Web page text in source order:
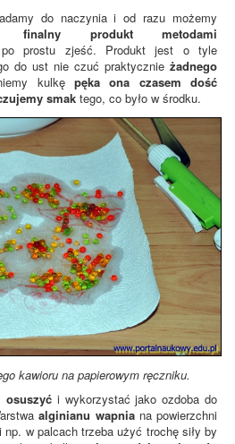
do naczynia i od razu możemy
finalny produkt metodami
prostu zjeść. Produkt jest o tyle
do ust nie czuć praktycznie żadnego
kulkę pęka ona czasem dość
smak tego, co było w środku.
kawioru na papierowym ręczniku.
osuszyć i wykorzystać jako ozdoba do
alginianu wapniana powierzchni
w palcach trzeba użyć trochę siły by